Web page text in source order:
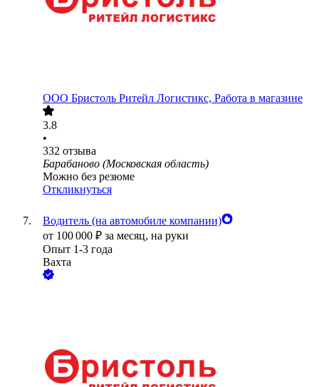
ООО Бристоль Ритейл Логистикс, Работа в магазине
3.8
•
332 отзыва
Барабаново (Московская область)
Можно без резюме
Откликнуться
Водитель (на автомобиле компании)
от 100 000 ₽ за месяц, на руки
Опыт 1-3 года
Вахта